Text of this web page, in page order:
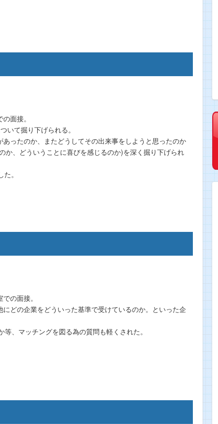
面接。
いて掘り下げられる。
ったのか、またどうしてその出来事をしようと思ったのか
か、どういうことに喜びを感じるのか)を深く掘り下げられ
。
の面接。
にどの企業をどういった基準で受けているのか。といった企
、マッチングを図る為の質問も軽くされた。